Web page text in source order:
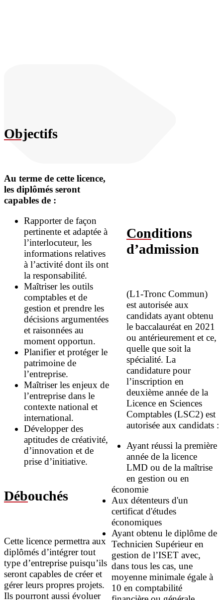
Objectifs
Au terme de cette licence,
les diplômés seront
capables de :
Rapporter de façon
pertinente et adaptée à
l’interlocuteur, les
informations relatives
à l’activité dont ils ont
la responsabilité.
Maîtriser les outils
comptables et de
gestion et prendre les
décisions argumentées
et raisonnées au
moment opportun.
Planifier et protéger le
patrimoine de
l’entreprise.
Maîtriser les enjeux de
l’entreprise dans le
contexte national et
international.
Développer des
aptitudes de créativité,
d’innovation et de
prise d’initiative.
Débouchés
Cette licence permettra aux
diplômés d’intégrer tout
type d’entreprise puisqu’ils
seront capables de créer et
gérer leurs propres projets.
Ils pourront aussi évoluer
Conditions
d’admission
(L1-Tronc Commun)
est autorisée aux
candidats ayant obtenu
le baccalauréat en 2021
ou antérieurement et ce,
quelle que soit la
spécialité. La
candidature pour
l’inscription en
deuxième année de la
Licence en Sciences
Comptables (LSC2) est
autorisée aux candidats :
Ayant réussi la première
année de la licence
LMD ou de la maîtrise
en gestion ou en
économie
Aux détenteurs d'un
certificat d'études
économiques
Ayant obtenu le diplôme de
Technicien Supérieur en
gestion de l’ISET avec,
dans tous les cas, une
moyenne minimale égale à
10 en comptabilité